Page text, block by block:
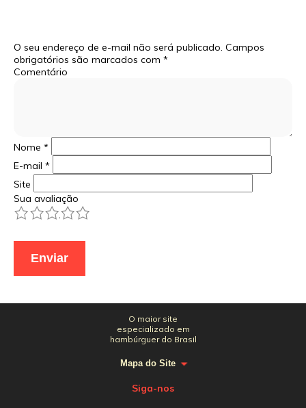
O seu endereço de e-mail não será publicado. Campos
obrigatórios são marcados com *
Comentário
Nome *
E-mail *
Site
Sua avaliação
5
4
3
2
O maior site
especializado em
hambúrguer do Brasil
Mapa do Site
Siga-nos